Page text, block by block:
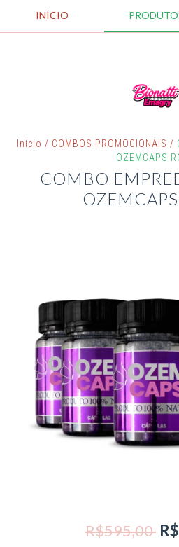
INÍCIO
Início / COMBOS PROMOCIONAIS /
OZEMCAPS
COMBO
R$595,00